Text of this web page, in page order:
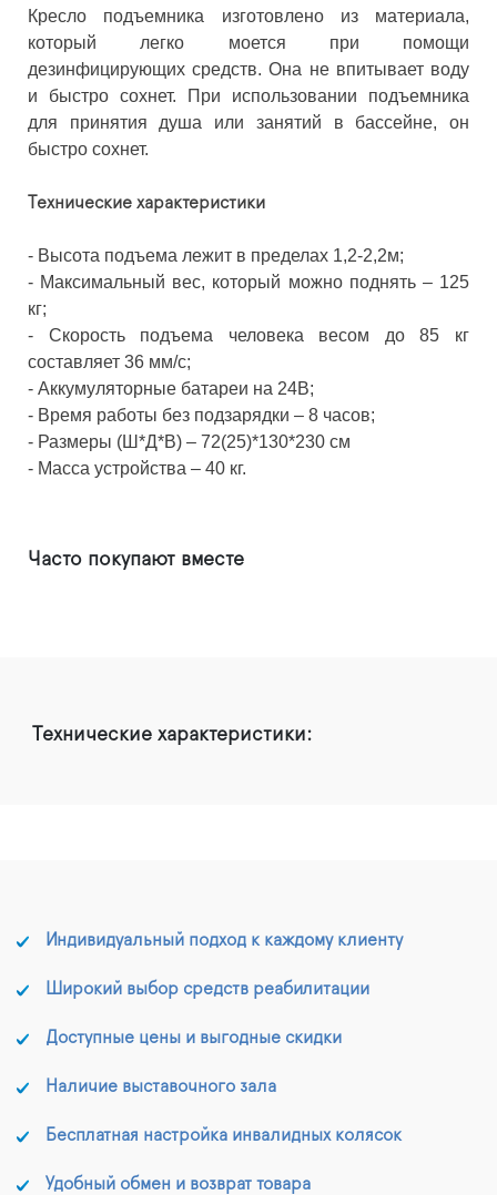
Кресло подъемника изготовлено из материала,
который легко моется при помощи
дезинфицирующих средств. Она не впитывает воду
и быстро сохнет. При использовании подъемника
для принятия душа или занятий в бассейне, он
быстро сохнет.
Технические характеристики
- Высота подъема лежит в пределах 1,2-2,2м;
- Максимальный вес, который можно поднять – 125
кг;
- Скорость подъема человека весом до 85 кг
составляет 36 мм/с;
- Аккумуляторные батареи на 24В;
- Время работы без подзарядки – 8 часов;
- Размеры (Ш*Д*В) – 72(25)*130*230 см
- Масса устройства – 40 кг.
Часто покупают вместе
Технические характеристики:
Индивидуальный подход к каждому клиенту
Широкий выбор средств реабилитации
Доступные цены и выгодные скидки
Наличие выставочного зала
Бесплатная настройка инвалидных колясок
Удобный обмен и возврат товара